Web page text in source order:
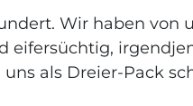
Wir haben von
als Dreier-Pack